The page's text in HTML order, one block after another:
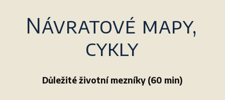
Návratové mapy,
cykly
Důležité životní mezníky (60 min)